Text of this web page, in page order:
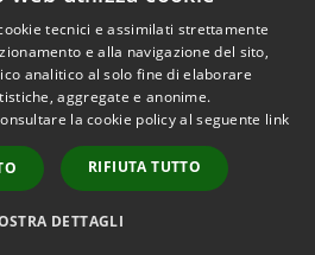
Copyright © 2026 • Town of •
Powered byMunicipium
Admin access
tecnici e assimilati strettamente
e alla navigazione del sito,
analitico al solo fine di elaborare
aggregate e anonime.
la cookie policy al seguente link
RIFIUTA TUTTO
DETTAGLI